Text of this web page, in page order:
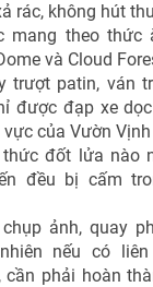
rác, không hút
mang theo thức
và Cloud
trượt patin, ván
được đạp xe
của Vườn
đốt lửa nào
đều bị cấm
ảnh, quay
nếu có
cần phải hoàn